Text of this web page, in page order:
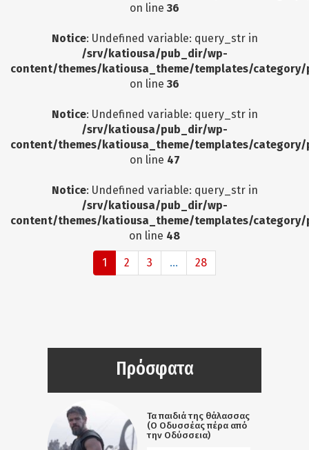
on line 36
Notice: Undefined variable: query_str in
/srv/katiousa/pub_dir/wp-
content/themes/katiousa_theme/templates/
on line 36
Notice: Undefined variable: query_str in
/srv/katiousa/pub_dir/wp-
content/themes/katiousa_theme/templates/
on line 47
Notice: Undefined variable: query_str in
/srv/katiousa/pub_dir/wp-
content/themes/katiousa_theme/templates/
on line 48
1 2 3 ... 28
Πρόσφατα
Τα παιδιά της θάλασσας
(Ο Οδυσσέας πέρα από
την Οδύσσεια)